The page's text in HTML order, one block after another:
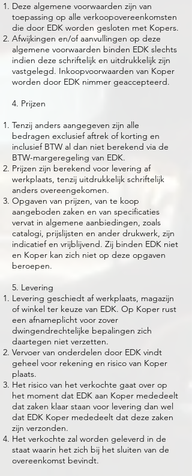
Deze algemene voorwaarden zijn van
toepassing op alle verkoopovereenkomsten
die door EDK worden gesloten met Kopers.
Afwijkingen en/of aanvullingen op deze
algemene voorwaarden binden EDK slechts
indien deze schriftelijk en uitdrukkelijk zijn
vastgelegd. Inkoopvoorwaarden van Koper
worden door EDK nimmer geaccepteerd.
4. Prijzen
Tenzij anders aangegeven zijn alle
bedragen exclusief aftrek of korting en
inclusief BTW al dan niet berekend via de
BTW-margeregeling van EDK.
Prijzen zijn berekend voor levering af
werkplaats, tenzij uitdrukkelijk schriftelijk
anders overeengekomen.
Opgaven van prijzen, van te koop
aangeboden zaken en van specificaties
vervat in algemene aanbiedingen, zoals
catalogi, prijslijsten en ander drukwerk, zijn
indicatief en vrijblijvend. Zij binden EDK niet
en Koper kan zich niet op deze opgaven
beroepen.
5. Levering
Levering geschiedt af werkplaats, magazijn
of winkel ter keuze van EDK. Op Koper rust
een afnameplicht voor zover
dwingendrechtelijke bepalingen zich
daartegen niet verzetten.
Vervoer van onderdelen door EDK vindt
geheel voor rekening en risico van Koper
plaats.
Het risico van het verkochte gaat over op
het moment dat EDK aan Koper mededeelt
dat zaken klaar staan voor levering dan wel
dat EDK Koper mededeelt dat deze zaken
zijn verzonden.
Het verkochte zal worden geleverd in de
staat waarin het zich bij het sluiten van de
overeenkomst bevindt.